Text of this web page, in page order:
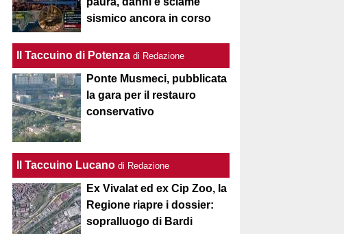
sismico ancora in corso
Il Taccuino di Potenza di Redazione
Ponte Musmeci, pubblicata
la gara per il restauro
conservativo
Il Taccuino Lucano di Redazione
Ex Vivalat ed ex Cip Zoo, la
Regione riapre i dossier:
sopralluogo di Bardi